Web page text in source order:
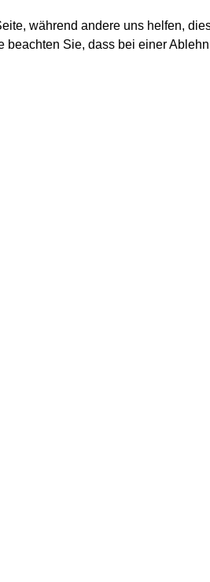
während andere uns helfen,
Sie, dass bei einer